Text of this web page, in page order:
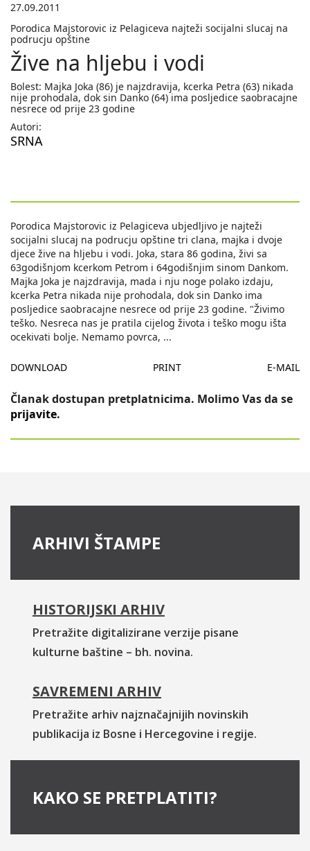
27.09.2011
Porodica Majstorovic iz Pelagiceva najteži socijalni slucaj na
podrucju opštine
Žive na hljebu i vodi
Bolest: Majka Joka (86) je najzdravija, kcerka Petra (63) nikada
nije prohodala, dok sin Danko (64) ima posljedice saobracajne
nesrece od prije 23 godine
Autori:
SRNA
Porodica Majstorovic iz Pelagiceva ubjedljivo je najteži
socijalni slucaj na podrucju opštine tri clana, majka i dvoje
djece žive na hljebu i vodi. Joka, stara 86 godina, živi sa
63godišnjom kcerkom Petrom i 64godišnjim sinom Dankom.
Majka Joka je najzdravija, mada i nju noge polako izdaju,
kcerka Petra nikada nije prohodala, dok sin Danko ima
posljedice saobracajne nesrece od prije 23 godine. "Živimo
teško. Nesreca nas je pratila cijelog života i teško mogu išta
ocekivati bolje. Nemamo povrca, ...
DOWNLOAD PRINT E-MAIL
Članak dostupan pretplatnicima. Molimo Vas da se
prijavite.
ARHIVI ŠTAMPE
HISTORIJSKI ARHIV
Pretražite digitalizirane verzije pisane
kulturne baštine – bh. novina.
SAVREMENI ARHIV
Pretražite arhiv najznačajnijih novinskih
publikacija iz Bosne i Hercegovine i regije.
KAKO SE PRETPLATITI?